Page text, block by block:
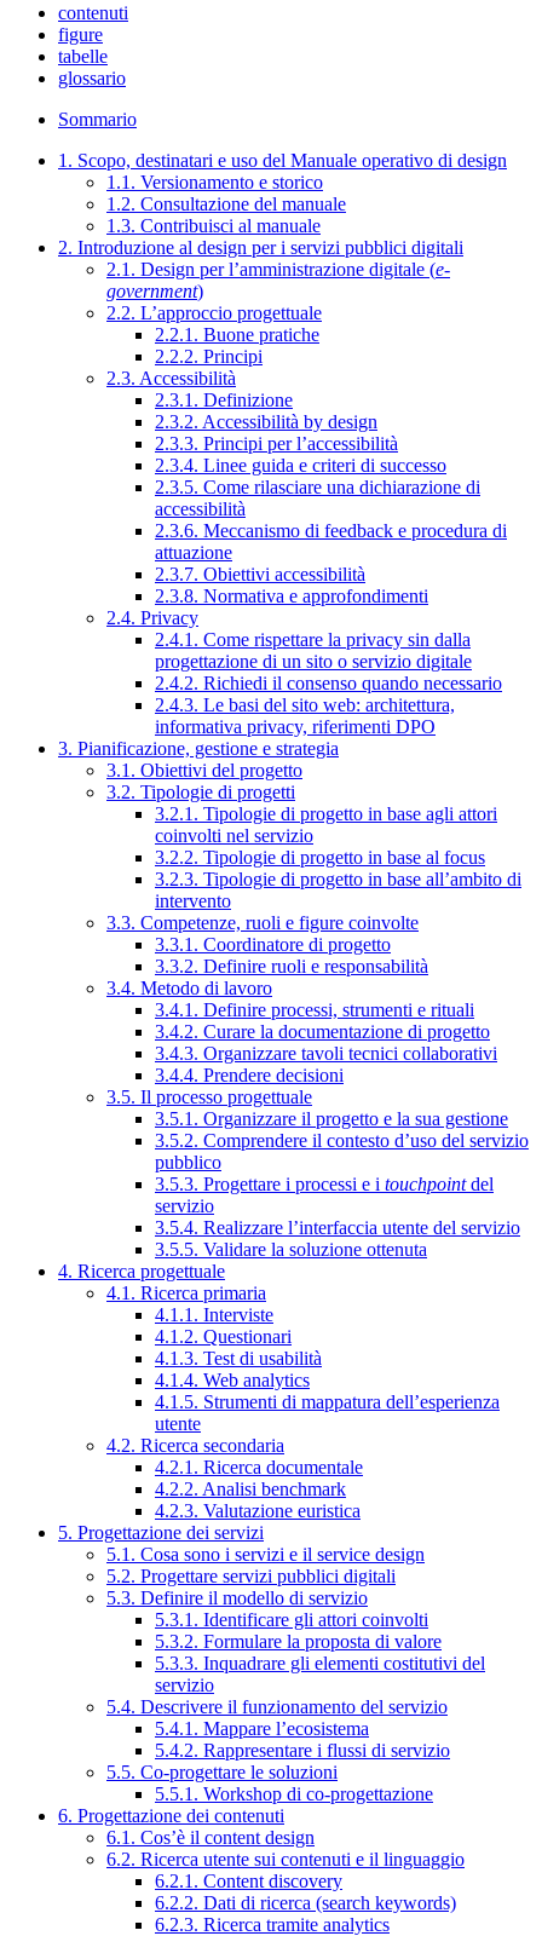
contenuti
figure
tabelle
glossario
Sommario
1. Scopo, destinatari e uso del Manuale operativo di design
1.1. Versionamento e storico
1.2. Consultazione del manuale
1.3. Contribuisci al manuale
2. Introduzione al design per i servizi pubblici digitali
2.1. Design per l’amministrazione digitale (e-
government)
2.2. L’approccio progettuale
2.2.1. Buone pratiche
2.2.2. Principi
2.3. Accessibilità
2.3.1. Definizione
2.3.2. Accessibilità by design
2.3.3. Principi per l’accessibilità
2.3.4. Linee guida e criteri di successo
2.3.5. Come rilasciare una dichiarazione di
accessibilità
2.3.6. Meccanismo di feedback e procedura di
attuazione
2.3.7. Obiettivi accessibilità
2.3.8. Normativa e approfondimenti
2.4. Privacy
2.4.1. Come rispettare la privacy sin dalla
progettazione di un sito o servizio digitale
2.4.2. Richiedi il consenso quando necessario
2.4.3. Le basi del sito web: architettura,
informativa privacy, riferimenti DPO
3. Pianificazione, gestione e strategia
3.1. Obiettivi del progetto
3.2. Tipologie di progetti
3.2.1. Tipologie di progetto in base agli attori
coinvolti nel servizio
3.2.2. Tipologie di progetto in base al focus
3.2.3. Tipologie di progetto in base all’ambito di
intervento
3.3. Competenze, ruoli e figure coinvolte
3.3.1. Coordinatore di progetto
3.3.2. Definire ruoli e responsabilità
3.4. Metodo di lavoro
3.4.1. Definire processi, strumenti e rituali
3.4.2. Curare la documentazione di progetto
3.4.3. Organizzare tavoli tecnici collaborativi
3.4.4. Prendere decisioni
3.5. Il processo progettuale
3.5.1. Organizzare il progetto e la sua gestione
3.5.2. Comprendere il contesto d’uso del servizio
pubblico
3.5.3. Progettare i processi e i touchpointdel
servizio
3.5.4. Realizzare l’interfaccia utente del servizio
3.5.5. Validare la soluzione ottenuta
4. Ricerca progettuale
4.1. Ricerca primaria
4.1.1. Interviste
4.1.2. Questionari
4.1.3. Test di usabilità
4.1.4. Web analytics
4.1.5. Strumenti di mappatura dell’esperienza
utente
4.2. Ricerca secondaria
4.2.1. Ricerca documentale
4.2.2. Analisi benchmark
4.2.3. Valutazione euristica
5. Progettazione dei servizi
5.1. Cosa sono i servizi e il service design
5.2. Progettare servizi pubblici digitali
5.3. Definire il modello di servizio
5.3.1. Identificare gli attori coinvolti
5.3.2. Formulare la proposta di valore
5.3.3. Inquadrare gli elementi costitutivi del
servizio
5.4. Descrivere il funzionamento del servizio
5.4.1. Mappare l’ecosistema
5.4.2. Rappresentare i flussi di servizio
5.5. Co-progettare le soluzioni
5.5.1. Workshop di co-progettazione
6. Progettazione dei contenuti
6.1. Cos’è il content design
6.2. Ricerca utente sui contenuti e il linguaggio
6.2.1. Content discovery
6.2.2. Dati di ricerca (search keywords)
6.2.3. Ricerca tramite analytics